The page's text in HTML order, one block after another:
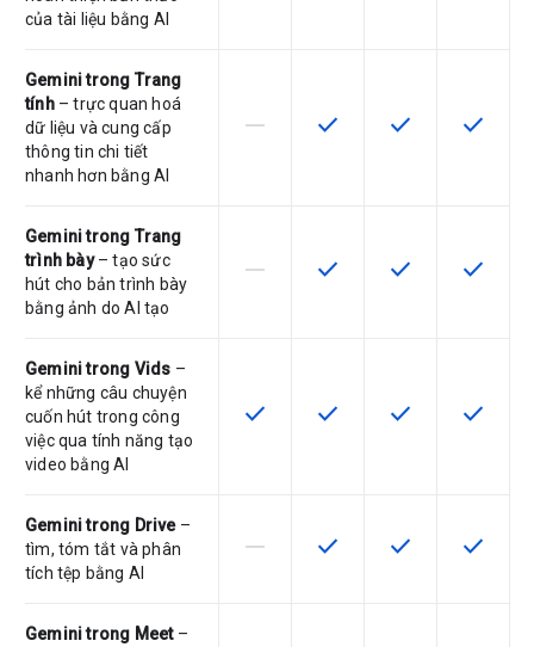
của tài liệu bằng AI
Gemini trong Trang
tính– trực quan hoá
dữ liệu và cung cấp
thông tin chi tiết
nhanh hơn bằng AI
SKU này không hỗ trợ tính năng này
horizontal_rule SKU có hỗ trợ tính năng
check SKU có hỗ trợ
check SKU có
check
Gemini trong Trang
trình bày– tạo sức
hút cho bản trình bày
bằng ảnh do AI tạo
SKU này không hỗ trợ tính năng này
horizontal_rule SKU có hỗ trợ tính năng
check SKU có hỗ trợ
check SKU có
check
Gemini trong Vids –
kể những câu chuyện
cuốn hút trong công
việc qua tính năng tạo
video bằng AI
SKU có hỗ trợ tính năng này
check SKU có hỗ trợ tính năng
check SKU có hỗ trợ
check SKU có
check
Gemini trong Drive–
tìm, tóm tắt và phân
tích tệp bằng AI
SKU này không hỗ trợ tính năng này
horizontal_rule SKU có hỗ trợ tính năng
check SKU có hỗ trợ
check SKU có
check
Gemini trong Meet–